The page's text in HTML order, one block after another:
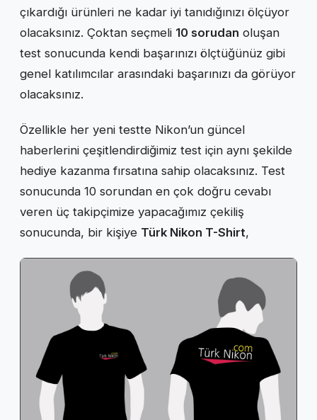
çıkardığı ürünleri ne kadar iyi tanıdığınızı ölçüyor
olacaksınız. Çoktan seçmeli 10 sorudan oluşan
test sonucunda kendi başarınızı ölçtüğünüz gibi
genel katılımcılar arasındaki başarınızı da görüyor
olacaksınız.
Özellikle her yeni testte Nikon’un güncel
haberlerini çeşitlendirdiğimiz test için aynı şekilde
hediye kazanma fırsatına sahip olacaksınız. Test
sonucunda 10 sorundan en çok doğru cevabı
veren üç takipçimize yapacağımız çekiliş
sonucunda, bir kişiye Türk Nikon T-Shirt,